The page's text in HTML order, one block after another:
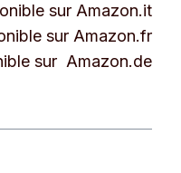
souhaitez
achetez votre
sur Amazon.it
sur Amazon.fr
sur Amazon.de